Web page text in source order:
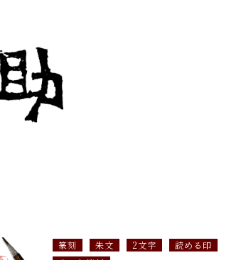
篆刻 朱文 2文字
読める印